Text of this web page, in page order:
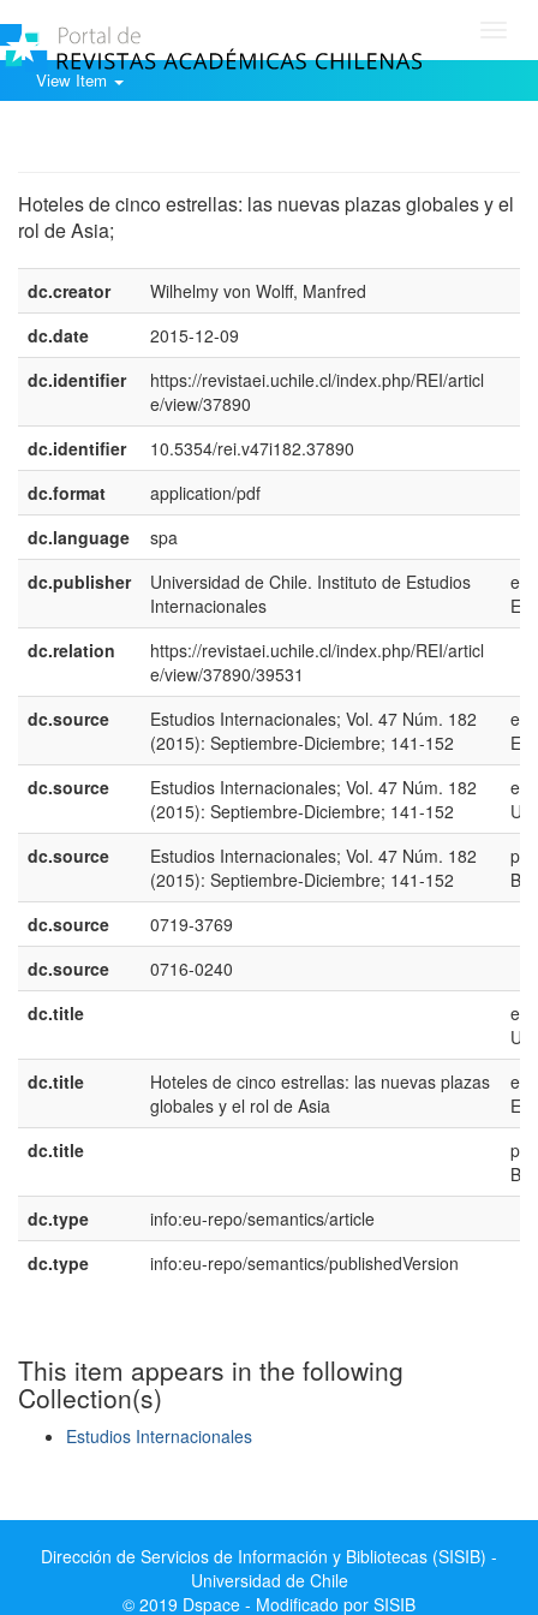
View Item
Hoteles de cinco estrellas: las nuevas plazas globales y el
rol de Asia;
dc.creator
Wilhelmy von Wolff, Manfred
dc.date
2015-12-09
dc.identifier
https://revistaei.uchile.cl/index.php/REI/articl
e/view/37890
dc.identifier
10.5354/rei.v47i182.37890
dc.format
application/pdf
dc.language
spa
dc.publisher
Universidad de Chile. Instituto de Estudios
Internacionales
es-
ES
dc.relation
https://revistaei.uchile.cl/index.php/REI/articl
e/view/37890/39531
dc.source
Estudios Internacionales; Vol. 47 Núm. 182
(2015): Septiembre-Diciembre; 141-152
es-
ES
dc.source
Estudios Internacionales; Vol. 47 Núm. 182
(2015): Septiembre-Diciembre; 141-152
en-
US
dc.source
Estudios Internacionales; Vol. 47 Núm. 182
(2015): Septiembre-Diciembre; 141-152
pt-
BR
dc.source
0719-3769
dc.source
0716-0240
dc.title
en-
US
dc.title
Hoteles de cinco estrellas: las nuevas plazas
globales y el rol de Asia
es-
ES
dc.title
pt-
BR
dc.type
info:eu-repo/semantics/article
dc.type
info:eu-repo/semantics/publishedVersion
This item appears in the following
Collection(s)
Estudios Internacionales
Dirección de Servicios de Información y Bibliotecas (SISIB) -
Universidad de Chile
© 2019 Dspace - Modificado por SISIB